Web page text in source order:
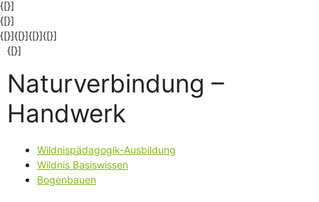
{[}]
{[}]
{[}]{[}]{[}]{[}]
{[}]
Naturverbindung –
Handwerk
Wildnispädagogik-Ausbildung
Wildnis Basiswissen
Bogenbauen